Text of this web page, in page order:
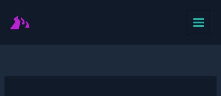
содержимому